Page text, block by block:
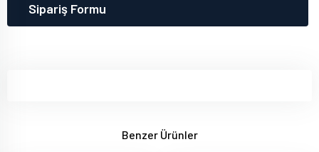
Sipariş Formu
Benzer Ürünler